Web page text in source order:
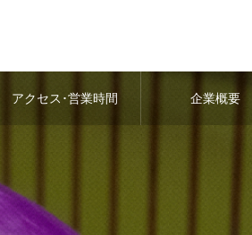
アクセス･営業時間 企業概要